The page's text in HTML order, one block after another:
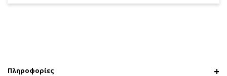
Πληροφορίες